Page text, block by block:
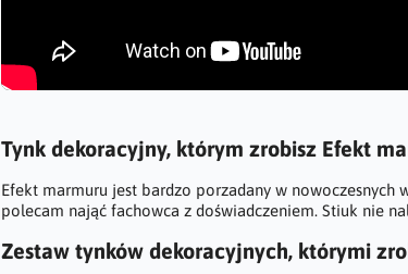
Tynk dekoracyjny, którym zrobisz Efekt
Efekt marmuru jest bardzo porzadany w
polecam nająć fachowca z doświadczeniem. Stiuk nie
Zestaw tynków dekoracyjnych, którymi